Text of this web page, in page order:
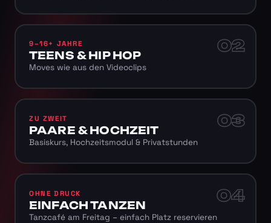
02
9–16+ JAHRE
TEENS & HIP HOP
Moves wie aus den Videoclips
03
ZU ZWEIT
PAARE & HOCHZEIT
Basiskurs, Hochzeitsmodul & Privatstunden
04
OHNE DRUCK
EINFACH TANZEN
Tanzcafé am Freitag – einfach Platz reservieren